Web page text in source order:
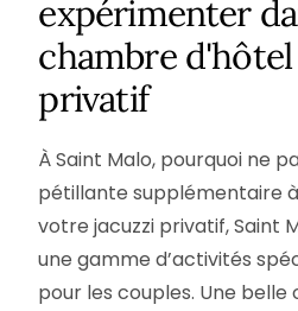
expérimenter
chambre
privatif
À Saint Malo, pourquoi ne
pétillante supplémentaire
votre jacuzzi privatif, Saint
une gamme d’activités
pour les couples. Une belle